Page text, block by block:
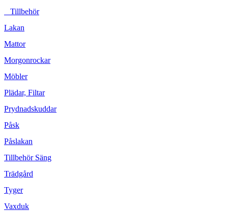
Tillbehör
Lakan
Mattor
Morgonrockar
Möbler
Plädar, Filtar
Prydnadskuddar
Påsk
Påslakan
Tillbehör Säng
Trädgård
Tyger
Vaxduk